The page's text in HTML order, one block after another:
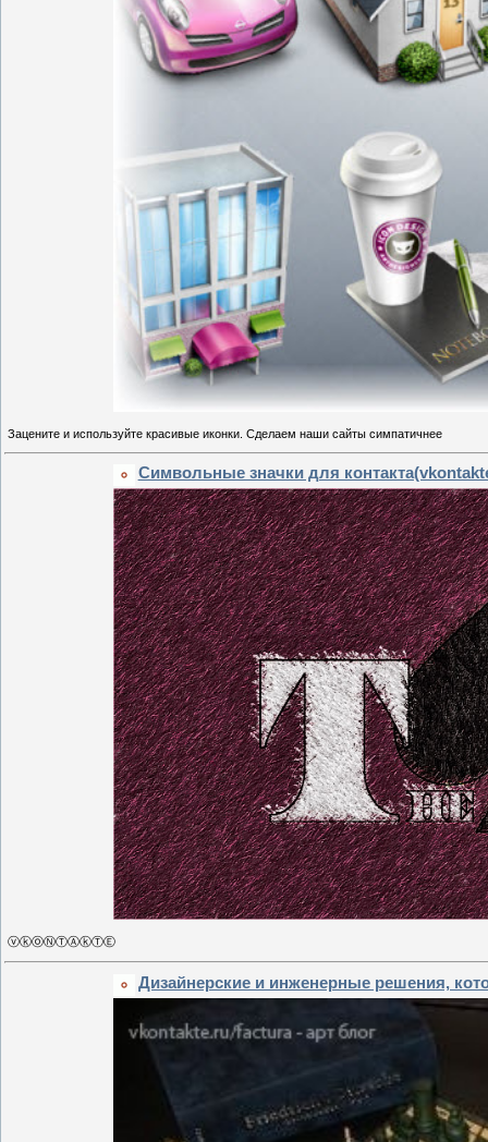
Зацените и используйте красивые иконки. Сделаем наши сайты симпатичнее
Символьные значки для
ⓥⓚⓞⓃⓉⒶⓚⓉⒺ
Дизайнерские и инженерные решения,